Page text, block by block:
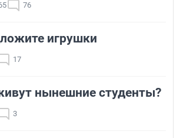
76
игрушки
17
нынешние студенты?
3